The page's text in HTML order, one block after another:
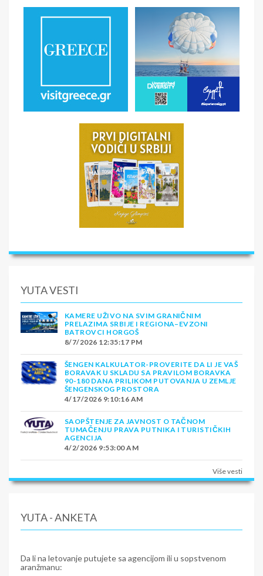
YUTA VESTI
KAMERE UŽIVO NA SVIM GRANIČNIM
PRELAZIMA SRBIJE I REGIONA–EVZONI
BATROVCI HORGOŠ
8/7/2026 12:35:17 PM
ŠENGEN KALKULATOR-PROVERITE DA LI JE VAŠ
BORAVAK U SKLADU SA PRAVILOM BORAVKA
90-180 DANA PRILIKOM PUTOVANJA U ZEMLJE
ŠENGENSKOG PROSTORA
4/17/2026 9:10:16 AM
SAOPŠTENJE ZA JAVNOST O TAČNOM
TUMAČENJU PRAVA PUTNIKA I TURISTIČKIH
AGENCIJA
4/2/2026 9:53:00 AM
Više vesti
YUTA - ANKETA
Da li na letovanje putujete sa agencijom ili u sopstvenom
aranžmanu: